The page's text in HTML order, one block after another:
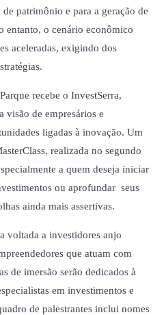
patrimônio e para a geração de
entanto, o cenário econômico
aceleradas, exigindo dos
recebe o InvestSerra,
visão de empresários e
ligadas à inovação. Um
realizada no segundo
a quem deseja iniciar
ou aprofundar seus
ainda mais assertivas.
voltada a investidores anjo
que atuam com
de imersão serão dedicados à
em investimentos e
de palestrantes inclui nomes